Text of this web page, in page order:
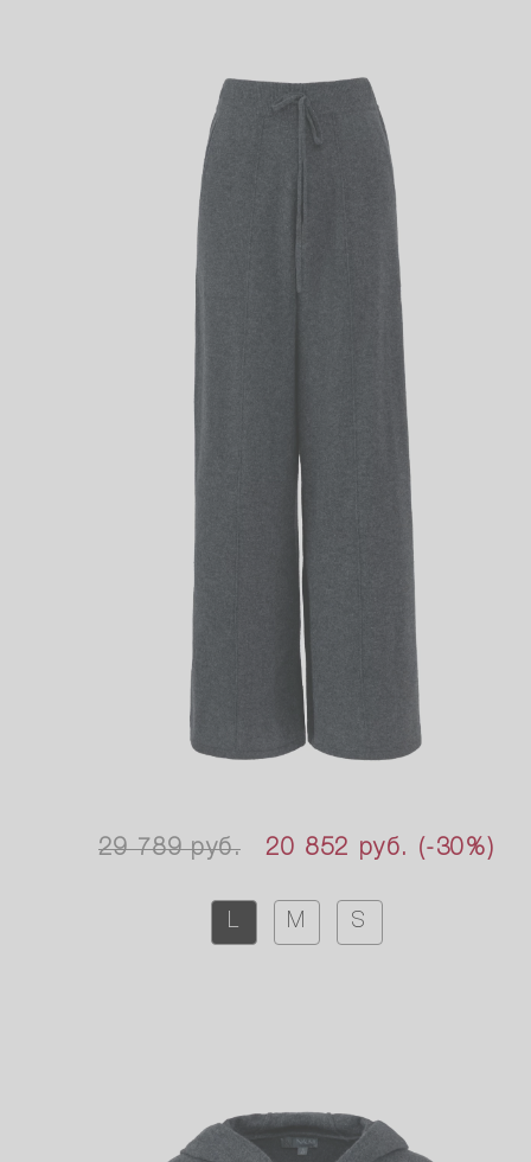
29 789 руб. 20 852 руб. (-30%)
M S